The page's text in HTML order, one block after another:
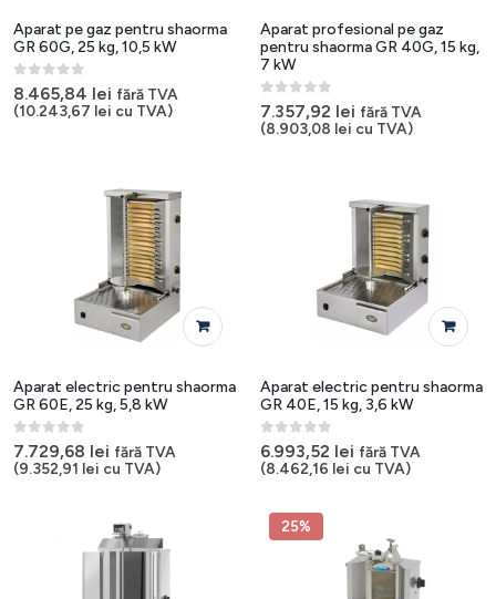
Aparat pe gaz pentru shaorma
GR 60G, 25 kg, 10,5 kW
0out of 5
8.465,84 lei fără TVA
(10.243,67 lei cu TVA)
Aparat profesional pe gaz
pentru shaorma GR 40G, 15 kg,
7 kW
0out of 5
7.357,92 lei fără TVA
(8.903,08 lei cu TVA)
Aparat electric pentru shaorma
GR 60E, 25 kg, 5,8 kW
0out of 5
7.729,68 lei fără TVA
(9.352,91 lei cu TVA)
Aparat electric pentru shaorma
GR 40E, 15 kg, 3,6 kW
0out of 5
6.993,52 lei fără TVA
(8.462,16 lei cu TVA)
25%